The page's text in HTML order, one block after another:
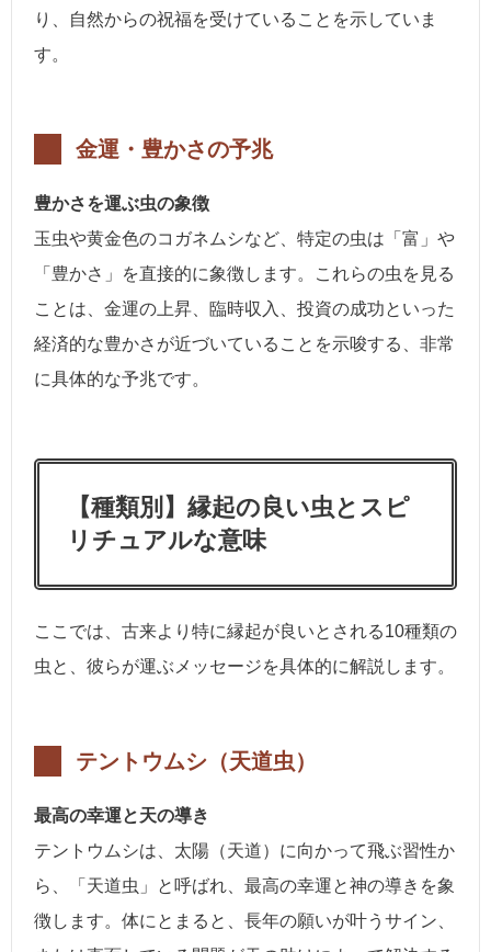
り、自然からの祝福を受けていることを示していま
す。
金運・豊かさの予兆
豊かさを運ぶ虫の象徴
玉虫や黄金色のコガネムシなど、特定の虫は「富」や
「豊かさ」を直接的に象徴します。これらの虫を見る
ことは、金運の上昇、臨時収入、投資の成功といった
経済的な豊かさが近づいていることを示唆する、非常
に具体的な予兆です。
【種類別】縁起の良い虫とスピ
リチュアルな意味
ここでは、古来より特に縁起が良いとされる10種類の
虫と、彼らが運ぶメッセージを具体的に解説します。
テントウムシ（天道虫）
最高の幸運と天の導き
テントウムシは、太陽（天道）に向かって飛ぶ習性か
ら、「天道虫」と呼ばれ、最高の幸運と神の導きを象
徴します。体にとまると、長年の願いが叶うサイン、